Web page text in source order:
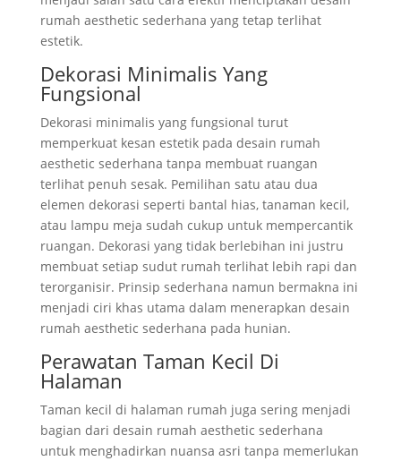
rumah aesthetic sederhana yang tetap terlihat
estetik.
Dekorasi Minimalis Yang
Fungsional
Dekorasi minimalis yang fungsional turut
memperkuat kesan estetik pada desain rumah
aesthetic sederhana tanpa membuat ruangan
terlihat penuh sesak. Pemilihan satu atau dua
elemen dekorasi seperti bantal hias, tanaman kecil,
atau lampu meja sudah cukup untuk mempercantik
ruangan. Dekorasi yang tidak berlebihan ini justru
membuat setiap sudut rumah terlihat lebih rapi dan
terorganisir. Prinsip sederhana namun bermakna ini
menjadi ciri khas utama dalam menerapkan desain
rumah aesthetic sederhana pada hunian.
Perawatan Taman Kecil Di
Halaman
Taman kecil di halaman rumah juga sering menjadi
bagian dari desain rumah aesthetic sederhana
untuk menghadirkan nuansa asri tanpa memerlukan